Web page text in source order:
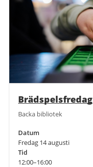
Brädspelsfredag
Backa bibliotek
Datum
Fredag 14 augusti
Tid
12:00–16:00